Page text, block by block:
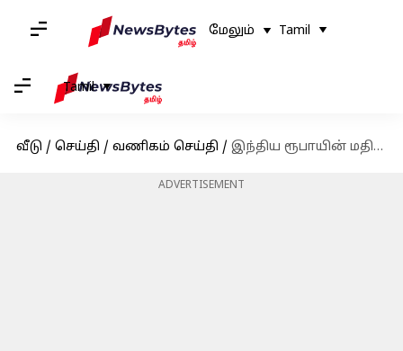
மேலும் Tamil
Tamil
வீடு / செய்தி / வணிகம் செய்தி / இந்திய ரூபாயின் மதிப்பு வரலாற்றுச் சரிவைச் சந்தித்தது; ஒரு டாலருக்கு 88 ஐ நெருங்குகிறது
ADVERTISEMENT